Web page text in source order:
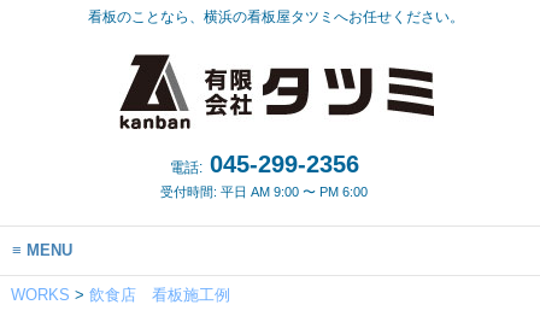
看板のことなら、横浜の看板屋タツミへお任せください。
電話:045-299-2356
受付時間: 平日 AM 9:00 〜 PM 6:00
MENU
WORKS > 飲食店 看板施工例